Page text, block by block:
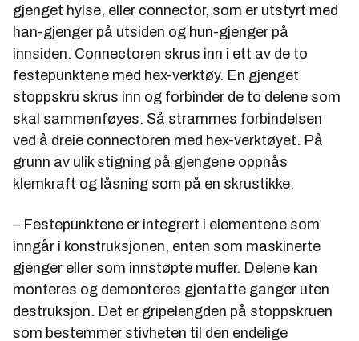
gjenget hylse, eller connector, som er utstyrt med
han-gjenger på utsiden og hun-gjenger på
innsiden. Connectoren skrus inn i ett av de to
festepunktene med hex-verktøy. En gjenget
stoppskru skrus inn og forbinder de to delene som
skal sammenføyes. Så strammes forbindelsen
ved å dreie connectoren med hex-verktøyet. På
grunn av ulik stigning på gjengene oppnås
klemkraft og låsning som på en skrustikke.
– Festepunktene er integrert i elementene som
inngår i konstruksjonen, enten som maskinerte
gjenger eller som innstøpte muffer. Delene kan
monteres og demonteres gjentatte ganger uten
destruksjon. Det er gripelengden på stoppskruen
som bestemmer stivheten til den endelige